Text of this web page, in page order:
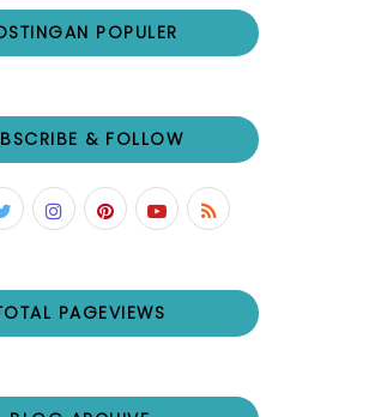
POPULER
& FOLLOW
PAGEVIEWS